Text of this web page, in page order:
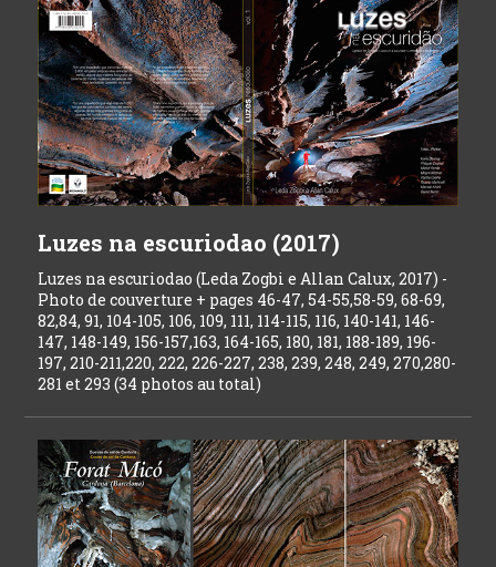
Luzes na escuriodao (2017)
Luzes na escuriodao (Leda Zogbi e Allan Calux, 2017) -
Photo de couverture + pages 46-47, 54-55,58-59, 68-69,
82,84, 91, 104-105, 106, 109, 111, 114-115, 116, 140-141, 146-
147, 148-149, 156-157,163, 164-165, 180, 181, 188-189, 196-
197, 210-211,220, 222, 226-227, 238, 239, 248, 249, 270,280-
281 et 293 (34 photos au total)